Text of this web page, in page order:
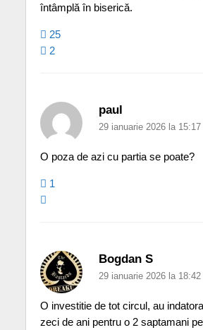
întâmplă în biserică.
25
2
paul
29 ianuarie 2026 la 15:17
O poza de azi cu partia se poate?
1
Bogdan S
29 ianuarie 2026 la 18:42
O investitie de tot circul, au
zeci de ani pentru o 2 saptamani